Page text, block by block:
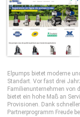
Elpumps bietet moderne
Standart. Vor fast drei
Familienunternehmen von
bietet ein hohe Maß an
Provisionen. Dank
Partnerprogramm Freude